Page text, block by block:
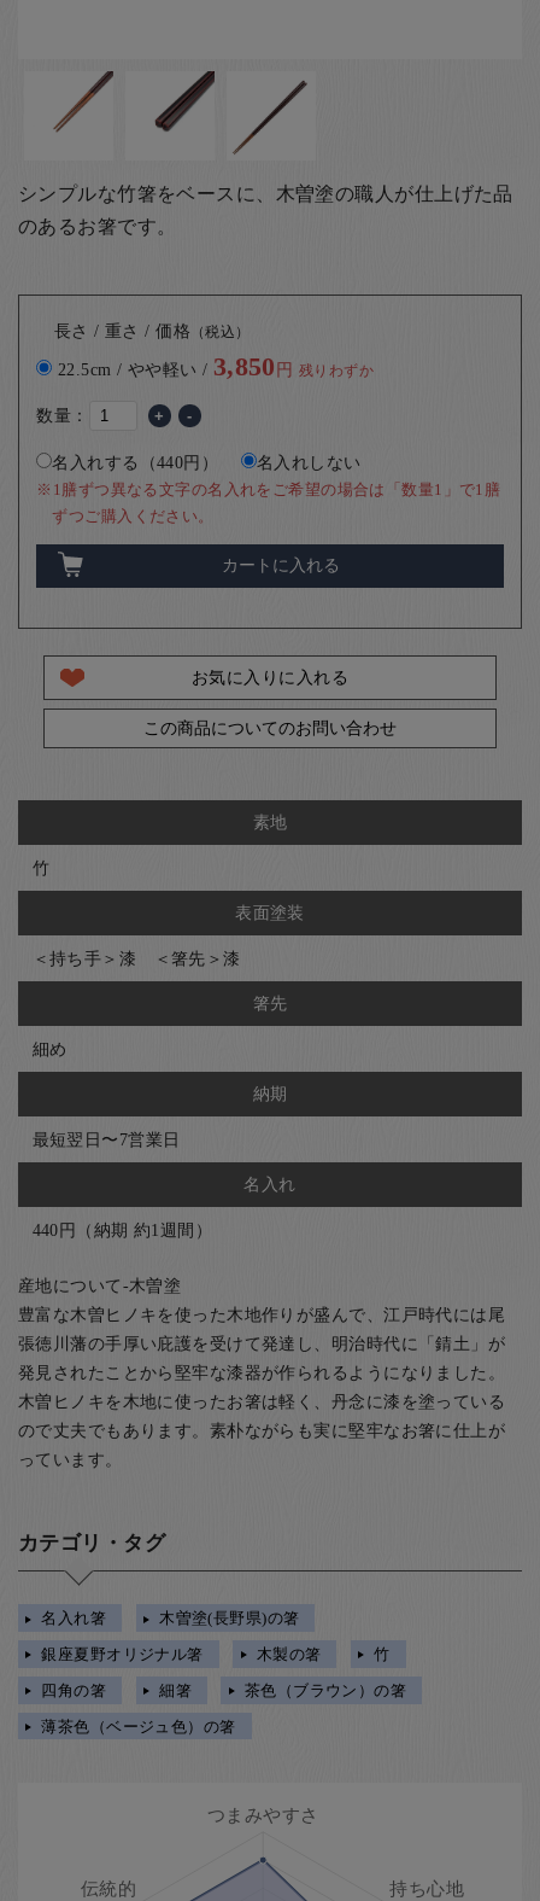
シンプルな竹箸をベースに、木曽塗の職人が仕上げた品
のあるお箸です。
長さ / 重さ / 価格 （税込）
22.5cm / やや軽い / 3,850円 残りわずか
数量： + -
名入れする（440円） 名入れしない
※1膳ずつ異なる文字の名入れをご希望の場合は「数量1」で1膳
ずつご購入ください。
カートに入れる
お気に入りに入れる
この商品についてのお問い合わせ
素地
竹
表面塗装
＜持ち手＞漆 ＜箸先＞漆
箸先
細め
納期
最短翌日〜7営業日
名入れ
440円（納期 約1週間）
産地について-木曽塗
豊富な木曽ヒノキを使った木地作りが盛んで、江戸時代には尾
張徳川藩の手厚い庇護を受けて発達し、明治時代に「錆土」が
発見されたことから堅牢な漆器が作られるようになりました。
木曽ヒノキを木地に使ったお箸は軽く、丹念に漆を塗っている
ので丈夫でもあります。素朴ながらも実に堅牢なお箸に仕上が
っています。
カテゴリ・タグ
名入れ箸
木曽塗(長野県)の箸
銀座夏野オリジナル箸
木製の箸
竹
四角の箸
細箸
茶色（ブラウン）の箸
薄茶色（ベージュ色）の箸